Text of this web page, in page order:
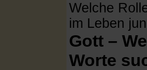
Welche
im Leben
Gott –
Worte